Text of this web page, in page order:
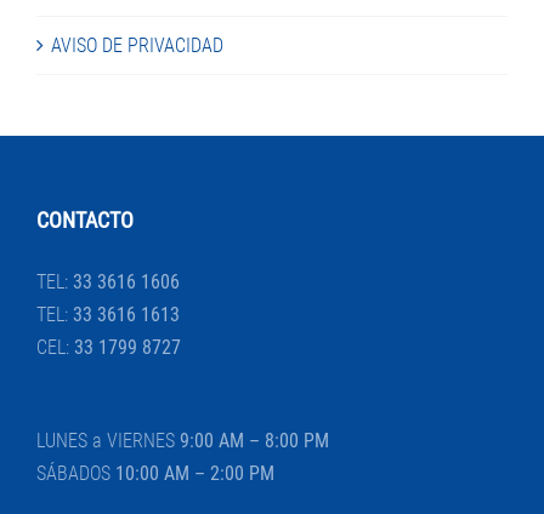
AVISO DE PRIVACIDAD
CONTACTO
TEL: 33 3616 1606
TEL: 33 3616 1613
CEL: 33 1799 8727
LUNES a VIERNES 9:00 AM – 8:00 PM
SÁBADOS 10:00 AM – 2:00 PM